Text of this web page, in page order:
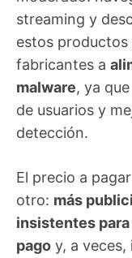
streaming y
estos
fabricantes a
malware, ya
de usuarios y
detección.
El precio a
otro: más
insistentes para
pago y, a